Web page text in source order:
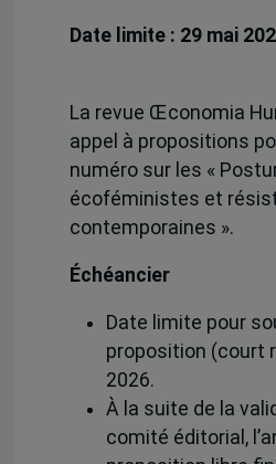
Date limite : 29 mai
La revue Œconomia
appel à propositions
numéro sur les «
écoféministes et
contemporaines ».
Échéancier
Date limite pour
proposition (court
2026.
À la suite de la
comité éditorial,